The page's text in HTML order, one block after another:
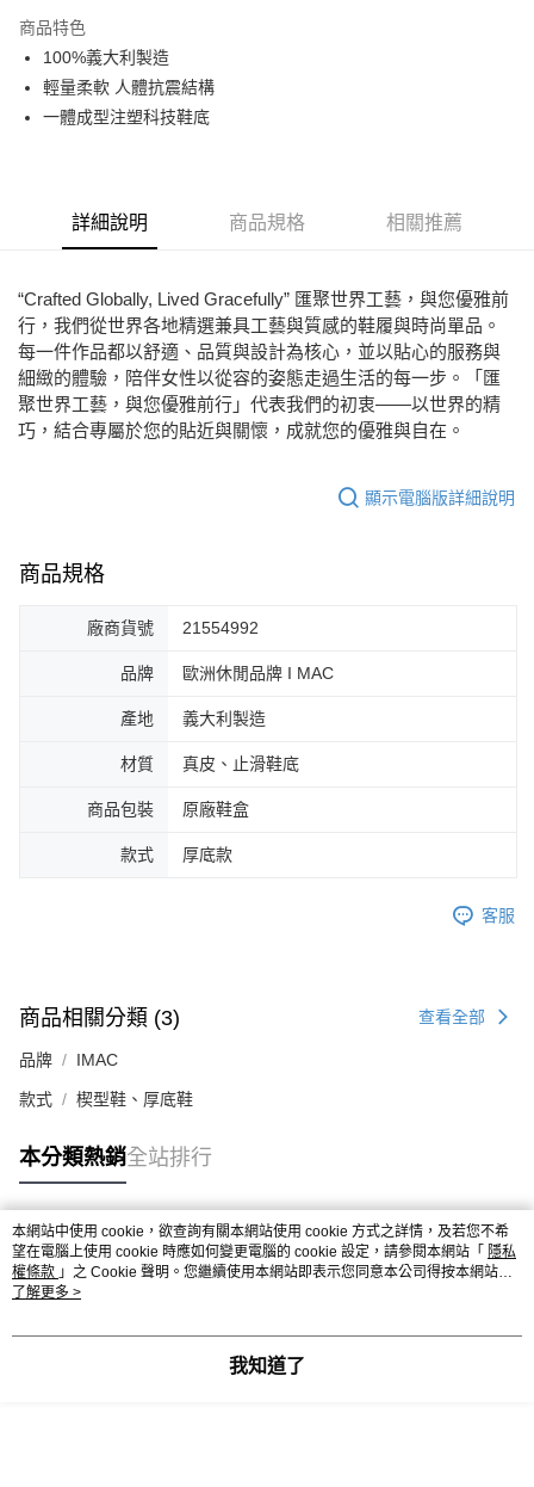
悠遊付
ATM付款
每筆NT$80，滿NT$2,000(含以上)免運費
每筆NT$80，滿NT$2,000(含以上)免運費
宅配
免運費
付款後門市自取
每筆NT$80，滿NT$2,000(含以上)免運費
商品特色
100%義大利製造
輕量柔軟 人體抗震結構
一體成型注塑科技鞋底
詳細說明 商品規格 相關推薦
“Crafted Globally, Lived Gracefully” 匯聚世界工藝，與您優雅前
行，我們從世界各地精選兼具工藝與質感的鞋履與時尚單品。
每一件作品都以舒適、品質與設計為核心，並以貼心的服務與
細緻的體驗，陪伴女性以從容的姿態走過生活的每一步。「匯
聚世界工藝，與您優雅前行」代表我們的初衷——以世界的精
巧，結合專屬於您的貼近與關懷，成就您的優雅與自在。
顯示電腦版詳細說明
商品規格
廠商貨號 21554992
品牌 歐洲休閒品牌 I MAC
產地 義大利製造
材質 真皮、止滑鞋底
商品包裝 原廠鞋盒
款式 厚底款
客服
商品相關分類 (3) 查看全部
品牌 IMAC
款式 楔型鞋、厚底鞋
本分類熱銷全站排行
熱門標籤
本網站中使用 cookie，欲查詢有關本網站使用 cookie 方式之詳情，及若您不希
望在電腦上使用 cookie 時應如何變更電腦的 cookie 設定，請參閱本網站「 隱私
權條款 」之 Cookie 聲明。您繼續使用本網站即表示您同意本公司得按本網站使
用條款之 Cookie 聲明使用 cookie。
了解更多 >
我知道了